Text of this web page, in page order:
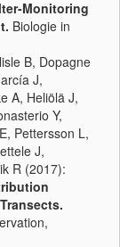
Monitoring
Biologie in
B, Dopagne
J,
A, Heliölä J,
Y,
Pettersson L,
J,
R (2017):